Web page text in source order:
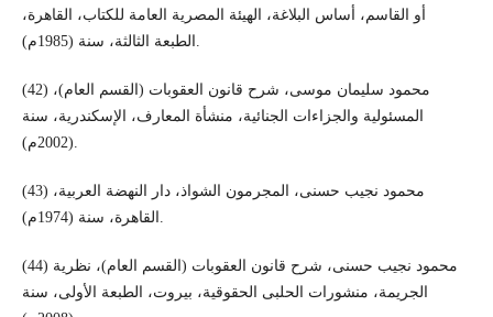
أو القاسم، أساس البلاغة، الهيئة المصرية العامة للكتاب، القاهرة،
(42) محمود سليمان موسى، شرح قانون العقوبات (القسم العام)،
المسئولية والجزاءات الجنائية، منشأة المعارف، الإسكندرية، سنة
(43) محمود نجيب حسنى، المجرمون الشواذ، دار النهضة العربية،
(44) محمود نجيب حسنى، شرح قانون العقوبات (القسم العام)، نظرية
الجريمة، منشورات الحلبى الحقوقية، بيروت، الطبعة الأولى، سنة